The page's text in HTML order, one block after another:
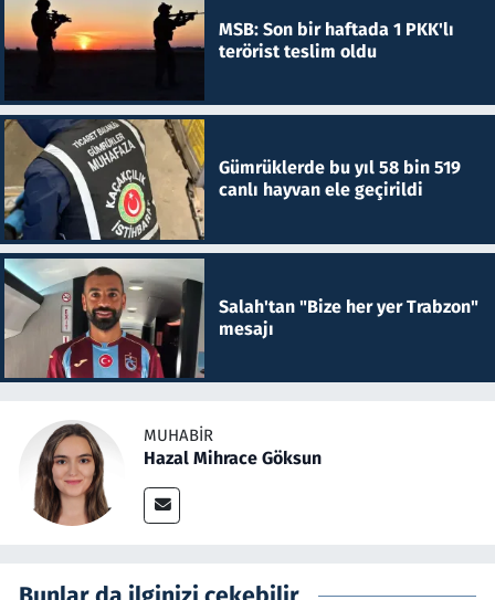
MSB: Son bir haftada 1 PKK'lı
terörist teslim oldu
Gümrüklerde bu yıl 58 bin 519
canlı hayvan ele geçirildi
Salah'tan "Bize her yer Trabzon"
mesajı
MUHABIR
Hazal Mihrace Göksun